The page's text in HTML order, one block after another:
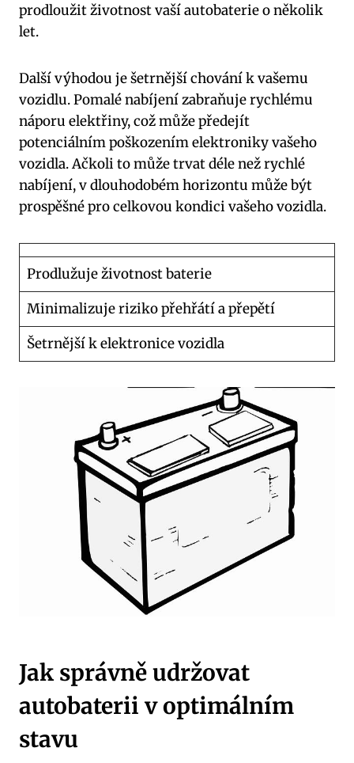
prodloužit životnost vaší autobaterie o několik
let.
Další výhodou je šetrnější chování k vašemu
vozidlu. Pomalé nabíjení zabraňuje rychlému
náporu elektřiny, což může předejít
potenciálním poškozením elektroniky vašeho
vozidla. Ačkoli to může trvat déle než rychlé
nabíjení, v dlouhodobém horizontu může být
prospěšné pro celkovou kondici vašeho vozidla.
Prodlužuje životnost baterie
Minimalizuje riziko přehřátí a přepětí
Šetrnější k elektronice vozidla
Jak správně udržovat
autobaterii v optimálním
stavu